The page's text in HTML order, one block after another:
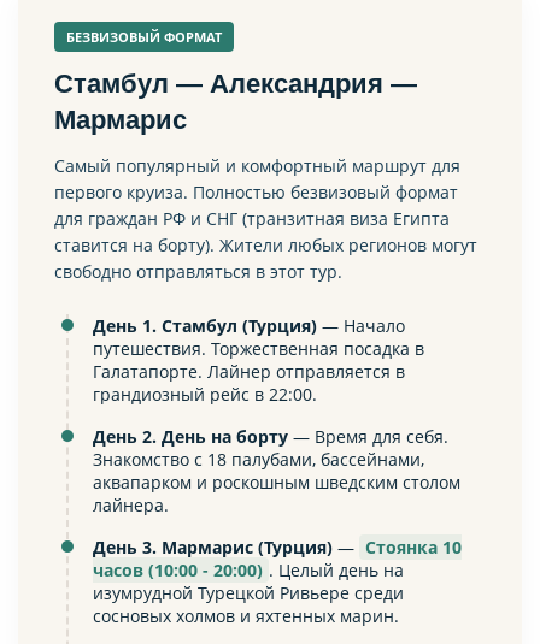
БЕЗВИЗОВЫЙ ФОРМАТ
Стамбул — Александрия —
Мармарис
Самый популярный и комфортный маршрут для
первого круиза. Полностью безвизовый формат
для граждан РФ и СНГ (транзитная виза Египта
ставится на борту). Жители любых регионов могут
свободно отправляться в этот тур.
День 1. Стамбул (Турция) — Начало
путешествия. Торжественная посадка в
Галатапорте. Лайнер отправляется в
грандиозный рейс в 22:00.
День 2. День на борту — Время для себя.
Знакомство с 18 палубами, бассейнами,
аквапарком и роскошным шведским столом
лайнера.
День 3. Мармарис (Турция) — Стоянка 10
часов (10:00 - 20:00) . Целый день на
изумрудной Турецкой Ривьере среди
сосновых холмов и яхтенных марин.